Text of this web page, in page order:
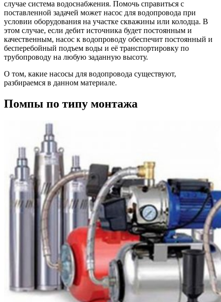
случае система водоснабжения. Помочь справиться с
поставленной задачей может насос для водопровода при
условии оборудования на участке скважины или колодца. В
этом случае, если дебит источника будет постоянным и
качественным, насос к водопроводу обеспечит постоянный и
бесперебойный подъем воды и её транспортировку по
трубопроводу на любую заданную высоту.
О том, какие насосы для водопровода существуют,
разбираемся в данном материале.
Помпы по типу монтажа